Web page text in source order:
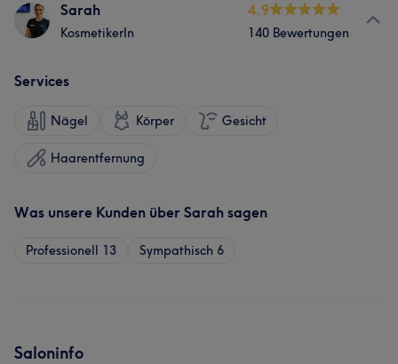
Sarah
KosmetikerIn
4.9
140 Bewertungen
Services
Nägel Körper Gesicht
Haarentfernung
Was unsere Kunden über Sarah sagen
Professionell 13 Sympathisch 6
Saloninfo